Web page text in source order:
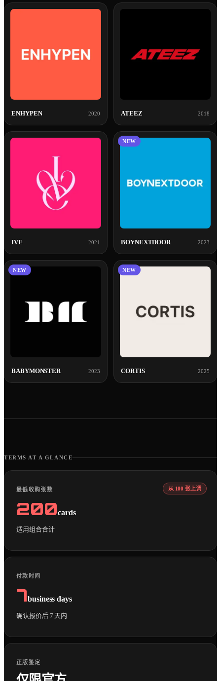
ENHYPEN 2020 ATEEZ 2018
IVE 2021
NEW
BOYNEXTDOOR 2023
NEW
BABYMONSTER 2023
NEW
CORTIS 2025
TERMS AT A GLANCE
从 100 张上调
最低收购张数
200cards
适用组合合计
付款时间
7business days
确认报价后 7 天内
正版鉴定